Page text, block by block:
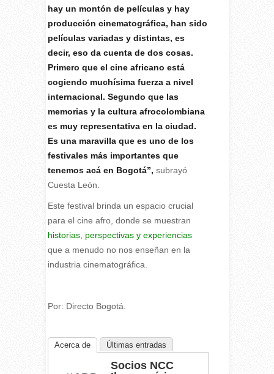
hay un montón de películas y hay
producción cinematográfica, han sido
películas variadas y distintas, es
decir, eso da cuenta de dos cosas.
Primero que el cine africano está
cogiendo muchísima fuerza a nivel
internacional. Segundo que las
memorias y la cultura afrocolombiana
es muy representativa en la ciudad.
Es una maravilla que es uno de los
festivales más importantes que
tenemos acá en Bogotá”, subrayó
Cuesta León.
Este festival brinda un espacio crucial
para el cine afro, donde se muestran
historias, perspectivas y experiencias
que a menudo no nos enseñan en la
industria cinematográfica.
Por: Directo Bogotá.
Acerca de Últimas entradas
Socios NCC